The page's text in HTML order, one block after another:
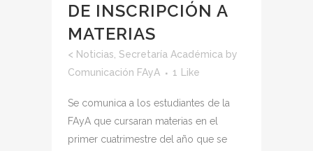
DE INSCRIPCIÓN A
MATERIAS
< Noticias, Secretaría Académica by
Comunicación FAyA
1 Like
Se comunica a los estudiantes de la
FAyA que cursaran materias en el
primer cuatrimestre del año que se